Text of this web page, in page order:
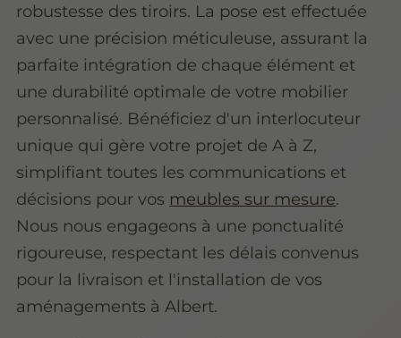
robustesse des tiroirs. La pose est effectuée
avec une précision méticuleuse, assurant la
parfaite intégration de chaque élément et
une durabilité optimale de votre mobilier
personnalisé. Bénéficiez d'un interlocuteur
unique qui gère votre projet de A à Z,
simplifiant toutes les communications et
décisions pour vos meubles sur mesure.
Nous nous engageons à une ponctualité
rigoureuse, respectant les délais convenus
pour la livraison et l'installation de vos
aménagements à Albert.